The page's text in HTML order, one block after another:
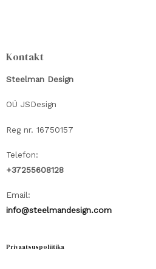
Kontakt
Steelman Design
OÜ JSDesign
Reg nr. 16750157
Telefon:
+37255608128
Email:
info@steelmandesign.com
Privaatsuspoliitika